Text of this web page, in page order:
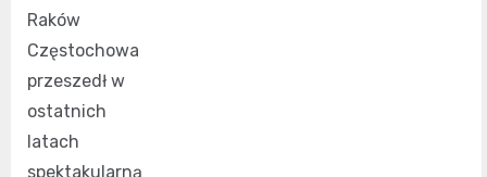
Raków
Częstochowa
przeszedł w
ostatnich
latach
spektakularną